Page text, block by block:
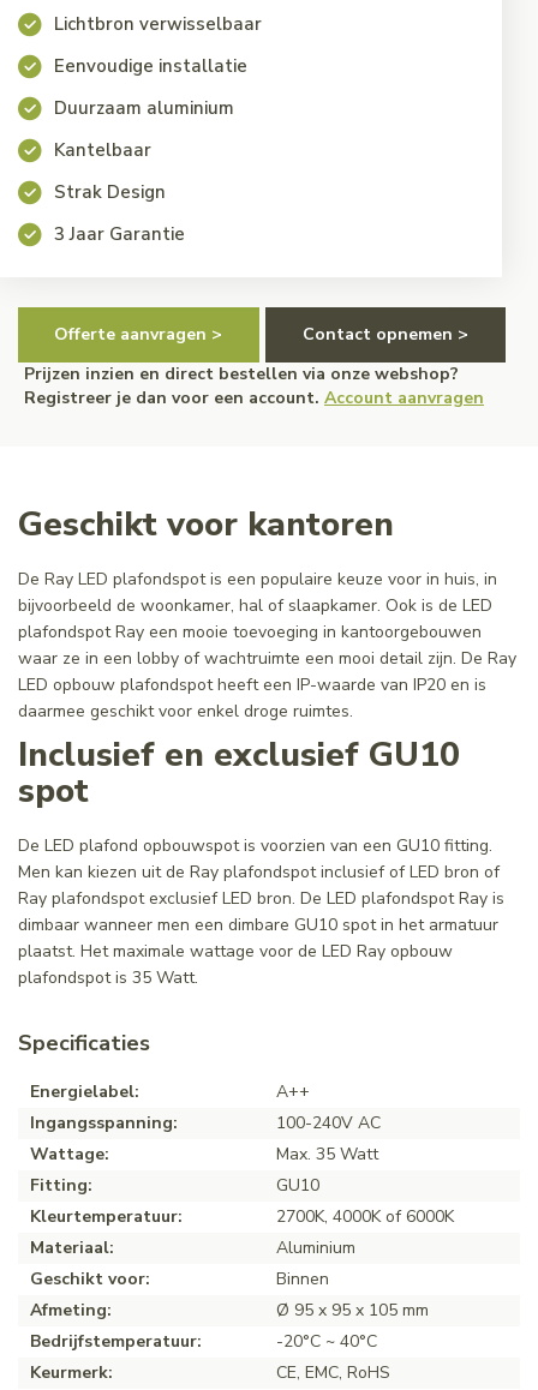
Lichtbron verwisselbaar
Eenvoudige installatie
Duurzaam aluminium
Kantelbaar
Strak Design
3 Jaar Garantie
Offerte aanvragen >
Contact opnemen >
Prijzen inzien en direct bestellen via onze webshop?
Registreer je dan voor een account. Account aanvragen
Geschikt voor kantoren
De Ray LED plafondspot is een populaire keuze voor in huis, in
bijvoorbeeld de woonkamer, hal of slaapkamer. Ook is de LED
plafondspot Ray een mooie toevoeging in kantoorgebouwen
waar ze in een lobby of wachtruimte een mooi detail zijn. De Ray
LED opbouw plafondspot heeft een IP-waarde van IP20 en is
daarmee geschikt voor enkel droge ruimtes.
Inclusief en exclusief GU10
spot
De LED plafond opbouwspot is voorzien van een GU10 fitting.
Men kan kiezen uit de Ray plafondspot inclusief of LED bron of
Ray plafondspot exclusief LED bron. De LED plafondspot Ray is
dimbaar wanneer men een dimbare GU10 spot in het armatuur
plaatst. Het maximale wattage voor de LED Ray opbouw
plafondspot is 35 Watt.
Specificaties
Energielabel:
A++
Ingangsspanning:
100-240V AC
Wattage:
Max. 35 Watt
Fitting:
GU10
Kleurtemperatuur:
2700K, 4000K of 6000K
Materiaal:
Aluminium
Geschikt voor:
Binnen
Afmeting:
Ø 95 x 95 x 105 mm
Bedrijfstemperatuur:
-20°C ~ 40°C
Keurmerk:
CE, EMC, RoHS